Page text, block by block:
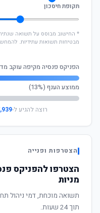
תקופת חיסכון
מבטיחות תשואות עתידיות.
הפניקס פנסיה מקיפה עוקב
ממוצע הענף (13%)
רוצה להגיע ל-₪
הצטרפות ופנייה
הצטרפו להפניקס
מניות
תשואה מוכחת, דמי ניהול
תוך 24 שעות.